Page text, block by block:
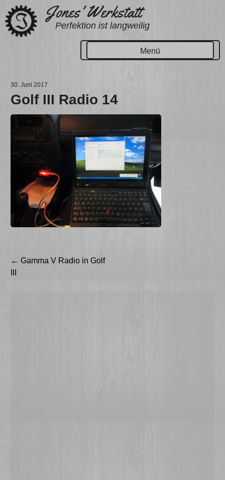
Zum
Inhalt
springen
Jones' Werkstatt
Perfektion ist langweilig
Menü
30. Juni 2017
Golf III Radio 14
Beitragsnavigation
← Gamma V Radio in Golf